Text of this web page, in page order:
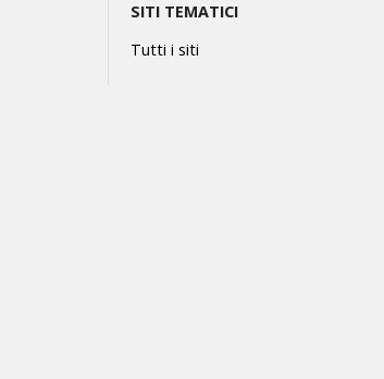
SITI TEMATICI
Tutti i siti